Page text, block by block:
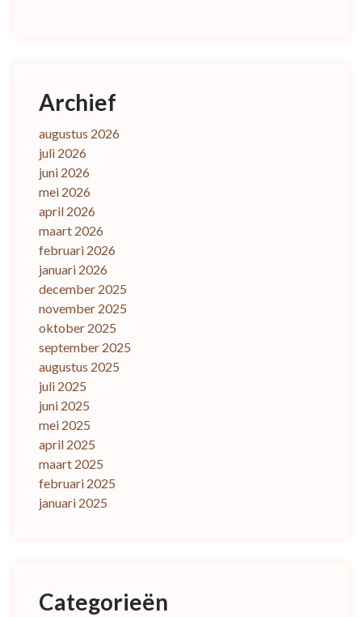
Archief
augustus 2026
juli 2026
juni 2026
mei 2026
april 2026
maart 2026
februari 2026
januari 2026
december 2025
november 2025
oktober 2025
september 2025
augustus 2025
juli 2025
juni 2025
mei 2025
april 2025
maart 2025
februari 2025
januari 2025
Categorieën